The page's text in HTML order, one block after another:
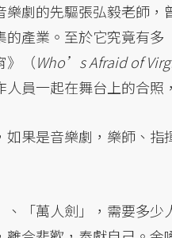
劇的先驅張弘毅老師
的產業。至於它究竟有
》（Who’s Afraid of
員一起在舞台上的合照
果是音樂劇，樂師、
「萬人劍」，需要多